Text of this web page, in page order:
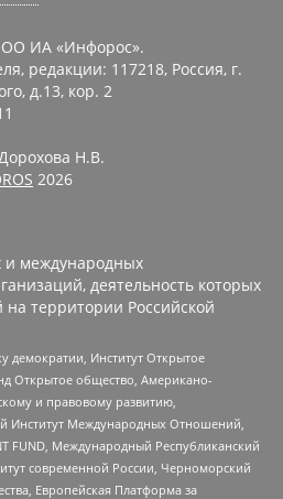
ИА «Инфорос».
редакции: 117218, Россия, г.
д.13, кор. 2
Н.В.
2026
международных
деятельность которых
территории Российской
демократии, Институт Открытое
Открытое общество, Американо-
и правовому развитию,
Институт Международных Отношений,
FUND, Международный Республиканский
современной России, Черноморский
Европейская Платформа за